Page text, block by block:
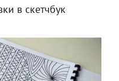
в скетчбук